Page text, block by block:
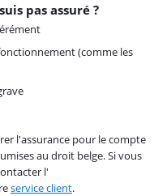
pas assuré ?
(comme les
l'assurance pour le compte
au droit belge. Si vous
l'
service client.